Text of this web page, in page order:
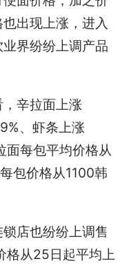
出现上涨，进入
界纷纷上调产品
辛拉面上涨
、虾条上涨
面每包平均价格从
包价格从1100韩
店也纷纷上调售
格从25日起平均上